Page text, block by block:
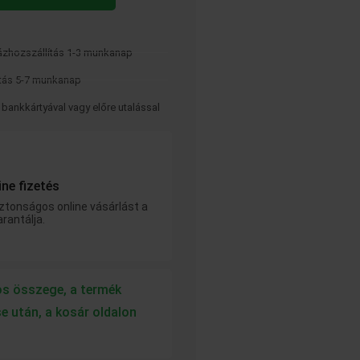
1-3 munkanap
5-7 munkanap
vagy előre utalással
fizetés
online vásárlást a
összege, a termék
után, a kosár oldalon